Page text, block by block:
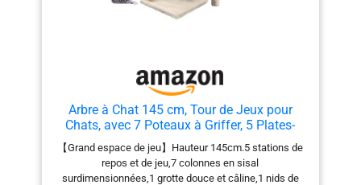
Arbre à Chat 145 cm, Tour de Jeux pour
Chats, avec 7 Poteaux à Griffer, 5 Plates-
Formes, 2 nids pour Chat Chaton, Beige
【Grand espace de jeu】Hauteur 145cm.5 stations de
repos et de jeu,7 colonnes en sisal
surdimensionnées,1 grotte douce et câline,1 nids de